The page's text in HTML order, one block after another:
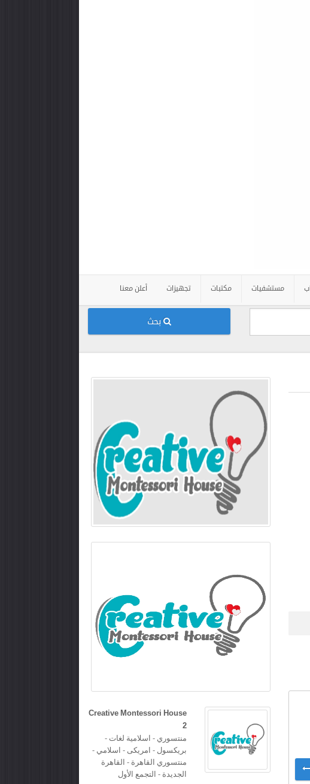
مستشفيات مكتبات تجهيزات أعلن معنا
بحث
Creative Montessori House
2
منتسوري - اسلامية لغات -
بريكسول - امريكى - اسلامي -
منتسوري القاهرة - القاهرة
الجديدة - التجمع الأول